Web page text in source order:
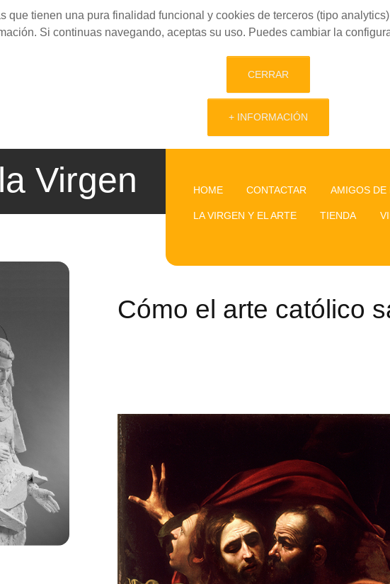
que tienen una pura finalidad funcional y cookies de terceros (tipo
Si continuas navegando, aceptas su uso. Puedes cambiar la
CERRAR
+ INFORMACIÓN
Virgen HOME CONTACTAR AMIGOS DE
LA VIRGEN Y EL ARTE TIENDA
Cómo el arte católico